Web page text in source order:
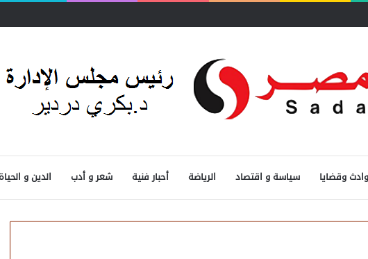
وقضايا سياسة و اقتصاد الرياضة أحبار فنية شعر و أدب الدين و الحياة